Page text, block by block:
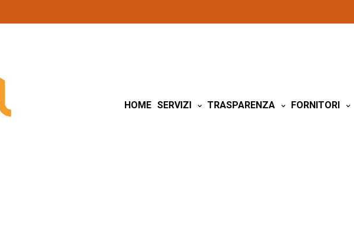
HOME SERVIZI TRASPARENZA FORNITORI